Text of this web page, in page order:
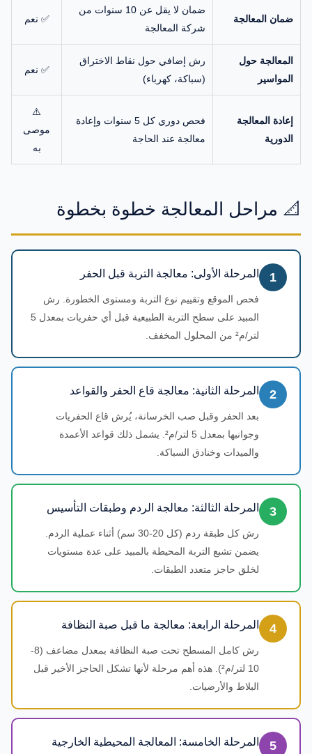
ضمان المعالجة
ضمان لا يقل عن 10 سنوات من
شركة المعالجة
✅ نعم
المعالجة حول
المواسير
رش إضافي حول نقاط الاختراق
(سباكة، كهرباء)
✅ نعم
إعادة المعالجة
الدورية
فحص دوري كل 5 سنوات وإعادة
معالجة عند الحاجة
⚠️
موصى
به
📐 مراحل المعالجة خطوة بخطوة
1 المرحلة الأولى: معالجة التربة قبل الحفر
فحص الموقع وتقييم نوع التربة ومستوى الخطورة. رش
المبيد على سطح التربة الطبيعية قبل أي حفريات بمعدل 5
لتر/م² من المحلول المخفف.
2 المرحلة الثانية: معالجة قاع الحفر والقواعد
بعد الحفر وقبل صب الخرسانة، يُرش قاع الحفريات
وجوانبها بمعدل 5 لتر/م². يشمل ذلك قواعد الأعمدة
والميدات وخنادق السباكة.
3 المرحلة الثالثة: معالجة الردم وطبقات التأسيس
رش كل طبقة ردم (كل 20-30 سم) أثناء عملية الردم.
يضمن تشبع التربة المحيطة بالمبيد على عدة مستويات
لخلق حاجز متعدد الطبقات.
4 المرحلة الرابعة: معالجة ما قبل صبة النظافة
رش كامل المسطح تحت صبة النظافة بمعدل مضاعف (8-
10 لتر/م²). هذه أهم مرحلة لأنها تشكل الحاجز الأخير قبل
البلاط والأرضيات.
5 المرحلة الخامسة: المعالجة المحيطية الخارجية